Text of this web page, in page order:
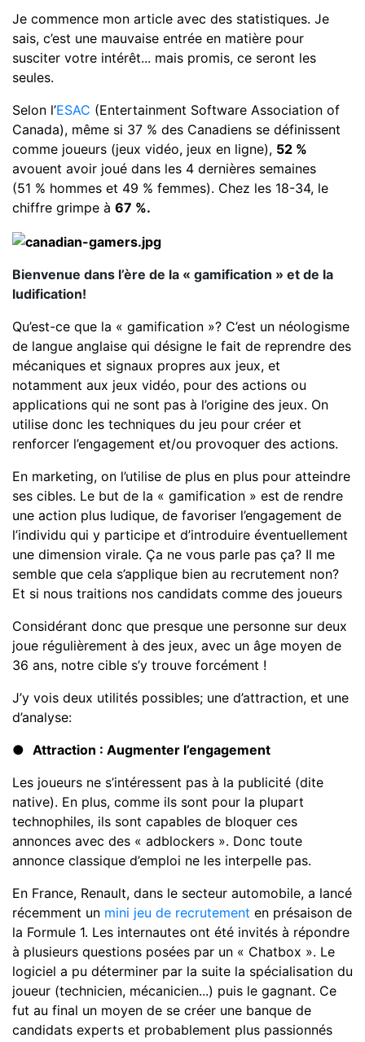
Je commence mon article avec des statistiques. Je
sais, c’est une mauvaise entrée en matière pour
susciter votre intérêt... mais promis, ce seront les
seules.
Selon l’ESAC (Entertainment Software Association of
Canada), même si 37 % des Canadiens se définissent
comme joueurs (jeux vidéo, jeux en ligne), 52 %
avouent avoir joué dans les 4 dernières semaines
(51 % hommes et 49 % femmes). Chez les 18-34, le
chiffre grimpe à 67 %.
Bienvenue dans l’ère de la « gamification » et de la
ludification!
Qu’est-ce que la « gamification »? C’est un néologisme
de langue anglaise qui désigne le fait de reprendre des
mécaniques et signaux propres aux jeux, et
notamment aux jeux vidéo, pour des actions ou
applications qui ne sont pas à l’origine des jeux. On
utilise donc les techniques du jeu pour créer et
renforcer l’engagement et/ou provoquer des actions.
En marketing, on l’utilise de plus en plus pour atteindre
ses cibles. Le but de la « gamification » est de rendre
une action plus ludique, de favoriser l’engagement de
l’individu qui y participe et d’introduire éventuellement
une dimension virale. Ça ne vous parle pas ça? Il me
semble que cela s’applique bien au recrutement non?
Et si nous traitions nos candidats comme des joueurs
Considérant donc que presque une personne sur deux
joue régulièrement à des jeux, avec un âge moyen de
36 ans, notre cible s’y trouve forcément !
J’y vois deux utilités possibles; une d’attraction, et une
d’analyse:
● Attraction : Augmenter l’engagement
Les joueurs ne s’intéressent pas à la publicité (dite
native). En plus, comme ils sont pour la plupart
technophiles, ils sont capables de bloquer ces
annonces avec des « adblockers ». Donc toute
annonce classique d’emploi ne les interpelle pas.
En France, Renault, dans le secteur automobile, a lancé
récemment un mini jeu de recrutement en présaison de
la Formule 1. Les internautes ont été invités à répondre
à plusieurs questions posées par un « Chatbox ». Le
logiciel a pu déterminer par la suite la spécialisation du
joueur (technicien, mécanicien...) puis le gagnant. Ce
fut au final un moyen de se créer une banque de
candidats experts et probablement plus passionnés